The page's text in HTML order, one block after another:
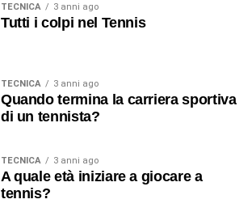
TECNICA 3 anni ago
Tutti i colpi nel Tennis
TECNICA 3 anni ago
Quando termina la carriera sportiva
di un tennista?
TECNICA 3 anni ago
A quale età iniziare a giocare a
tennis?